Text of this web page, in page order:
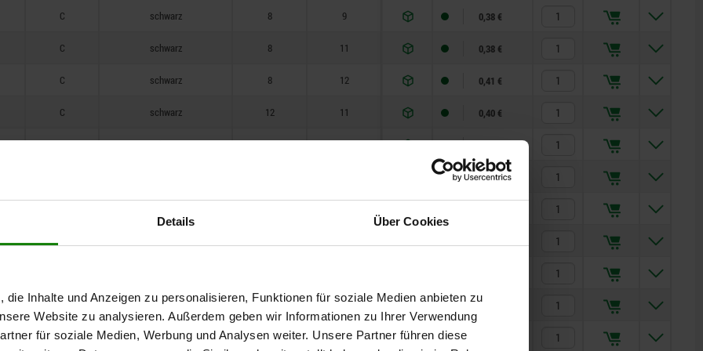
Details Über Cookies
die Inhalte und Anzeigen zu personalisieren, Funktionen für soziale Medien anbieten zu
Website zu analysieren. Außerdem geben wir Informationen zu Ihrer Verwendung
für soziale Medien, Werbung und Analysen weiter. Unsere Partner führen diese
46
C schwarz 8 9 0,38 €
C schwarz 8 11 0,38 €
C schwarz 8 12 0,41 €
C schwarz 12 11 0,40 €
C schwarz 12 14 0,40 €
0,48 €
C schwarz 18 22 0,60 €
C schwarz 16 17